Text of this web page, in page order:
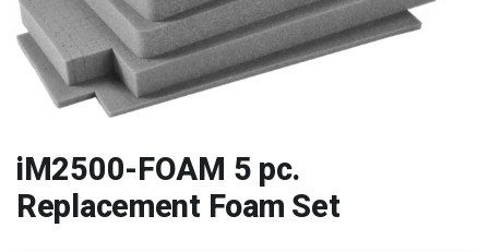
iM2500-FOAM 5 pc.
Replacement Foam Set